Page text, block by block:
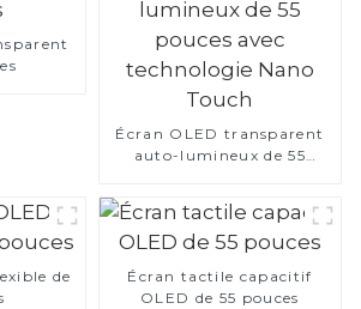
Écran OLED transparent
auto-lumineux de 55
de
Écran tactile capacitif
OLED de 55 pouces